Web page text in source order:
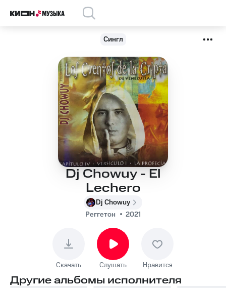
Сингл
Dj Chowuy - El
Lechero
Dj Chowuy
Реггетон
2021
Скачать Слушать Нравится
Другие альбомы исполнителя